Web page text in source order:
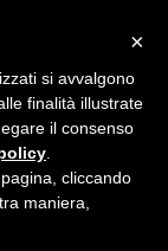
×
si avvalgono
finalità illustrate
il consenso
cliccando
maniera,